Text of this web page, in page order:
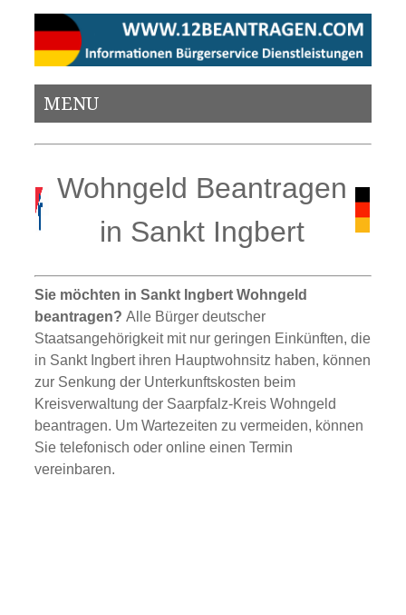
MENU
Wohngeld Beantragen
in Sankt Ingbert
Sie möchten in Sankt Ingbert Wohngeld
beantragen?Alle Bürger deutscher
Staatsangehörigkeit mit nur geringen Einkünften, die
in Sankt Ingbert ihren Hauptwohnsitz haben, können
zur Senkung der Unterkunftskosten beim
Kreisverwaltung der Saarpfalz-Kreis Wohngeld
beantragen. Um Wartezeiten zu vermeiden, können
Sie telefonisch oder online einen Termin
vereinbaren.